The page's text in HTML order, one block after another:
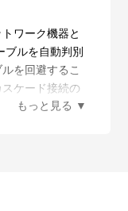
ワーク機器と
ブルを自動判別
を回避するこ
ケード接続の
ちらでも使用で